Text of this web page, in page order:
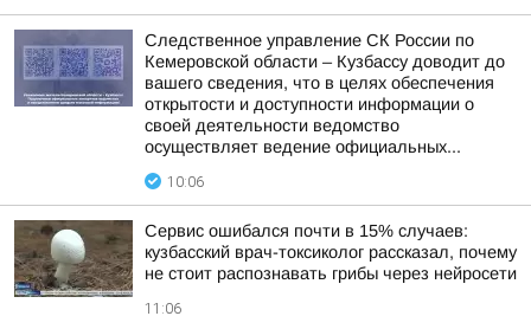
Следственное управление СК России по
Кемеровской области – Кузбассу доводит до
вашего сведения, что в целях обеспечения
открытости и доступности информации о
своей деятельности ведомство
осуществляет ведение официальных...
10:06
Сервис ошибался почти в 15% случаев:
кузбасский врач-токсиколог рассказал, почему
не стоит распознавать грибы через нейросети
11:06